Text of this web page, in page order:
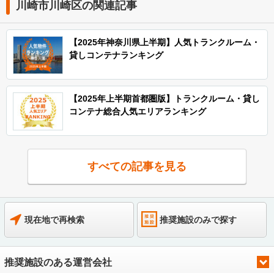
川崎市川崎区の関連記事
【2025年神奈川県上半期】人気トランクルーム・
貸しコンテナランキング
【2025年上半期首都圏版】トランクルーム・貸し
コンテナ総合人気エリアランキング
すべての記事を見る
現在地で再検索 推奨施設のみで探す
推奨施設のある運営会社